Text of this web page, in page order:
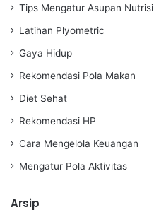
Tips Mengatur Asupan Nutrisi
Latihan Plyometric
Gaya Hidup
Rekomendasi Pola Makan
Diet Sehat
Rekomendasi HP
Cara Mengelola Keuangan
Mengatur Pola Aktivitas
Arsip